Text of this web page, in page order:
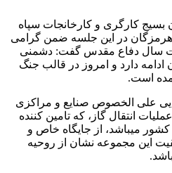
کارگری و کارخانجات سپاه
هرمزگان در این جلسه ضمن گرامی
سال دفاع مقدس گفت: دشمنی
دارد و امروز در قالب جنگ
است.
علی الخصوص صنایع و مراکزی
انتقال گاز، که تامین کننده
میباشد، از جایگاه خاص و
این مجموعه نشان از روحیه